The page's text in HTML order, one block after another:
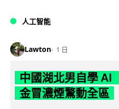
人工智能
Lawton 1 日
中國湖北男自學 AI
金冒濃煙驚動全區